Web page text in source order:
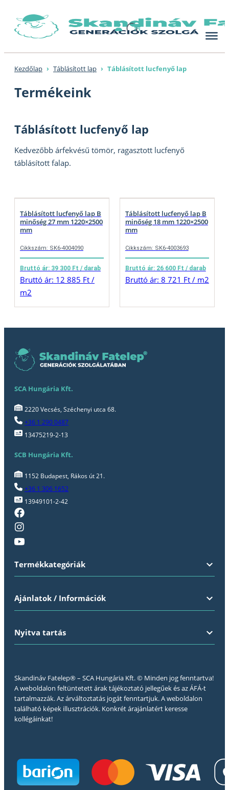
content
Kezdőlap › Táblásított lap › Táblásított lucfenyő lap
Termékeink
Táblásított lucfenyő lap
Kedvezőbb árfekvésű tömör, ragasztott lucfenyő
táblásított falap.
Táblásított lucfenyő lap B
minőség 27 mm 1220×2500
mm
Cikkszám: SK6-4004090
Bruttó ár: 39 300 Ft / darab
Bruttó ár: 12 885 Ft /
m2
Táblásított lucfenyő lap B
minőség 18 mm 1220×2500
mm
Cikkszám: SK6-4003693
Bruttó ár: 26 600 Ft / darab
Bruttó ár: 8 721 Ft / m2
SCA Hungária Kft.
2220 Vecsés, Széchenyi utca 68.
+36 1 290 0487
13475219-2-13
SCB Hungária Kft.
1152 Budapest, Rákos út 21.
+36 1 306 1652
13949101-2-42
Termékkategóriák
Ajánlatok / Információk
Nyitva tartás
Skandináv Fatelep® – SCA Hungária Kft. © Minden jog fenntartva!
A weboldalon feltüntetett árak tájékoztató jellegűek és az ÁFÁ-t
tartalmazzák. Az árváltoztatás jogát fenntartjuk. A weboldalon
található képek illusztrációk. Konkrét árajánlatért keresse
kollégáinkat!